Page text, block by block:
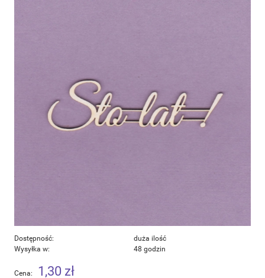
Dostępność:
duża ilość
Wysyłka w:
48 godzin
Cena: 1,30 zł